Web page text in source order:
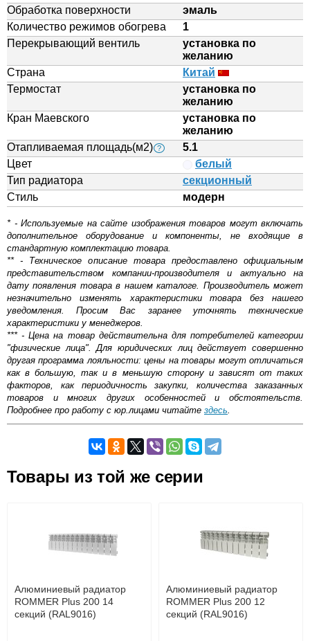
Обработка поверхности
эмаль
Количество режимов обогрева
1
Перекрывающий вентиль
установка по
желанию
Страна
Китай
Термостат
установка по
желанию
Кран Маевского
установка по
желанию
Отапливаемая площадь(м2) ?
5.1
Цвет
белый
Тип радиатора
секционный
Стиль
модерн
* - Используемые на сайте изображения товаров могут включать
дополнительное оборудование и компоненты, не входящие в
стандартную комплектацию товара.
** - Техническое описание товара предоставлено официальным
представительством компании-производителя и актуально на
дату появления товара в нашем каталоге. Производитель может
незначительно изменять характеристики товара без нашего
уведомления. Просим Вас заранее уточнять технические
характеристики у менеджеров.
*** - Цена на товар действительна для потребителей категории
"физические лица". Для юридических лиц действует совершенно
другая программа лояльности: цены на товары могут отличаться
как в большую, так и в меньшую сторону и зависят от таких
факторов, как периодичность закупки, количества заказанных
товаров и многих других особенностей и обстоятельств.
Подробнее про работу с юр.лицами читайте здесь.
ОБЩИЙ РЕЙТИНГ
29 августа 2020 12:56
маркой и нареканий по качеству, по простоте монтажа
никогда не было. Можно устанавливать такие приборы
в любую комнату, только размер подбирать по проекту.
Банковской картой на сайте в режиме реального
времени
Банковской картой при получении товара как при
Интернет-деньгами (Yandex-деньги, Web-money,
Qiwi-кошельки и другие).
Безналичный расчёт (возможно и с НДС)
Типы Радиаторов
радиатор состоит из 2 стальных листов,
которые имеют выштампованные углубления,
собранные в короб. Одна, две или три
Товары из той же серии
Алюминиевый радиатор
ROMMER Plus 200 14
секций (RAL9016)
Алюминиевый радиатор
ROMMER Plus 200 12
секций (RAL9016)